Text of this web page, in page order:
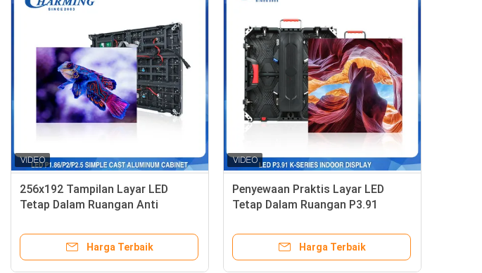
256x192 Tampilan Layar LED
Tetap Dalam Ruangan Anti
Harga Terbaik
Penyewaan Praktis Layar LED
Tetap Dalam Ruangan P3.91
Harga Terbaik